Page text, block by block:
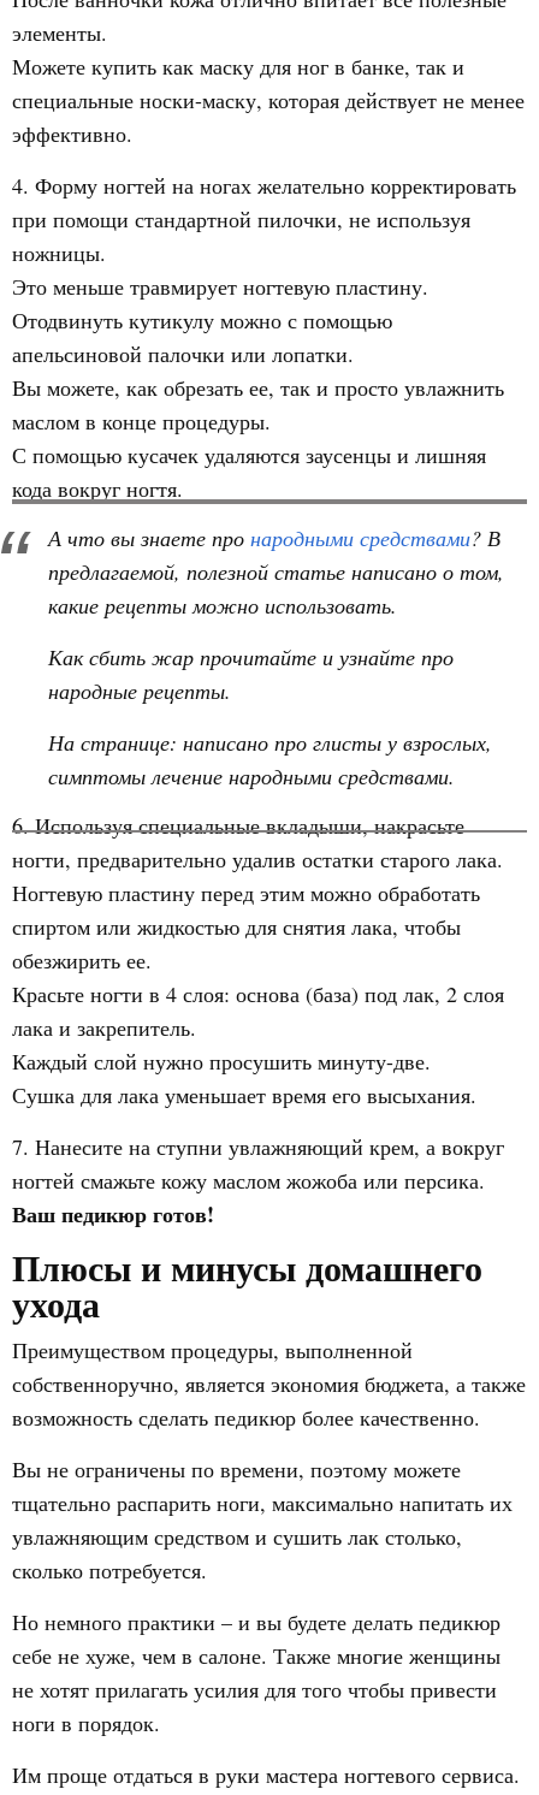
элементы.
Можете купить как маску для ног в банке, так и
специальные носки-маску, которая действует не менее
эффективно.
4. Форму ногтей на ногах желательно корректировать
при помощи стандартной пилочки, не используя
ножницы.
Это меньше травмирует ногтевую пластину.
Отодвинуть кутикулу можно с помощью
апельсиновой палочки или лопатки.
Вы можете, как обрезать ее, так и просто увлажнить
маслом в конце процедуры.
С помощью кусачек удаляются заусенцы и лишняя
кода вокруг ногтя.
А что вы знаете про народными средствами? В
предлагаемой, полезной статье написано о том,
какие рецепты можно использовать.
Как сбить жар прочитайте и узнайте про
народные рецепты.
На странице: написано про глисты у взрослых,
симптомы лечение народными средствами.
6. Используя специальные вкладыши, накрасьте
ногти, предварительно удалив остатки старого лака.
Ногтевую пластину перед этим можно обработать
спиртом или жидкостью для снятия лака, чтобы
обезжирить ее.
Красьте ногти в 4 слоя: основа (база) под лак, 2 слоя
лака и закрепитель.
Каждый слой нужно просушить минуту-две.
Сушка для лака уменьшает время его высыхания.
7. Нанесите на ступни увлажняющий крем, а вокруг
ногтей смажьте кожу маслом жожоба или персика.
Ваш педикюр готов!
Плюсы и минусы домашнего
ухода
Преимуществом процедуры, выполненной
собственноручно, является экономия бюджета, а также
возможность сделать педикюр более качественно.
Вы не ограничены по времени, поэтому можете
тщательно распарить ноги, максимально напитать их
увлажняющим средством и сушить лак столько,
сколько потребуется.
Но немного практики – и вы будете делать педикюр
себе не хуже, чем в салоне. Также многие женщины
не хотят прилагать усилия для того чтобы привести
ноги в порядок.
Им проще отдаться в руки мастера ногтевого сервиса.